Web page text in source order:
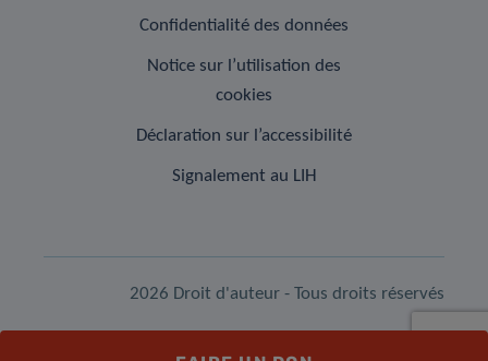
Confidentialité des données
Notice sur l’utilisation des
cookies
Déclaration sur l’accessibilité
Signalement au LIH
2026 Droit d'auteur - Tous droits réservés